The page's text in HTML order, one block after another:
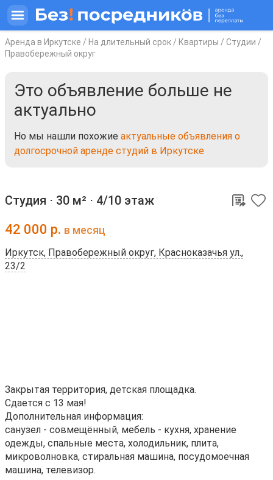
Аренда в Иркутске / На длительный срок / Квартиры / Студии /
Правобережный округ
Это объявление больше не
актуально
Но мы нашли похожие актуальные объявления о
долгосрочной аренде студий в Иркутске
Студия ⋅ 30 м² ⋅ 4/10 этаж
42 000 р. в месяц
Иркутск, Правобережный округ, Красноказачья ул.,
23/2
Закрытая территория, детская площадка.
Сдается с 13 мая!
Дополнительная информация:
санузел - совмещённый, мебель - кухня, хранение
одежды, спальные места, холодильник, плита,
микроволновка, стиральная машина, посудомоечная
машина, телевизор.